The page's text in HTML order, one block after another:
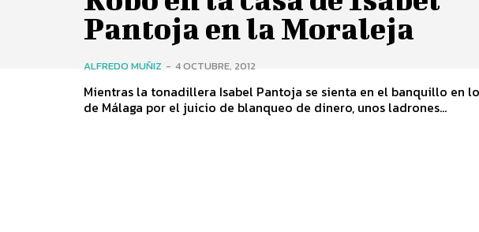
Pantoja en la Moraleja
ALFREDO MUÑIZ - 4 OCTUBRE, 2012
Mientras la tonadillera Isabel Pantoja se sienta en el banquillo en
de Málaga por el juicio de blanqueo de dinero, unos ladrones...